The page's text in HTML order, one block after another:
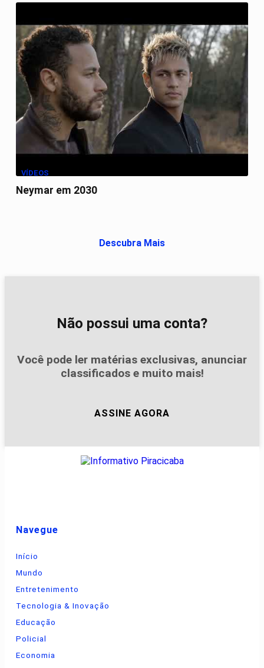
VÍDEOS
Neymar em 2030
Descubra Mais
Não possui uma conta?
Você pode ler matérias exclusivas, anunciar
classificados e muito mais!
ASSINE AGORA
Navegue
Início
Mundo
Entretenimento
Tecnologia & Inovação
Educação
Policial
Economia